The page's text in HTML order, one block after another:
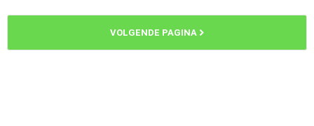
VOLGENDE PAGINA